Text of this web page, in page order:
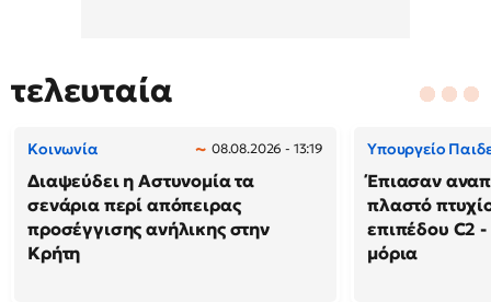
τελευταία
Κοινωνία 08.08.2026 - 13:19
Διαψεύδει η Αστυνομία τα
σενάρια περί απόπειρας
προσέγγισης ανήλικης στην
Κρήτη
Υπουργείο
Έπιασαν
πλαστό
επιπέδου C2 -
μόρια